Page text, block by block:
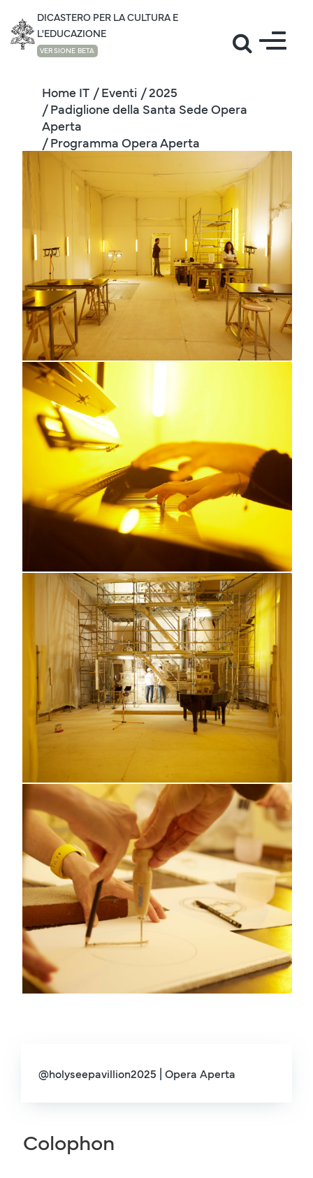
DICASTERO PER LA CULTURA E
L'EDUCAZIONE
VERSIONE BETA
Home IT / Eventi / 2025
/ Padiglione della Santa Sede Opera
Aperta
/ Programma Opera Aperta
@holyseepavillion2025 | Opera Aperta
Colophon